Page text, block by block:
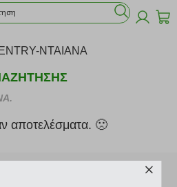
αποτελέσματα. 🙁